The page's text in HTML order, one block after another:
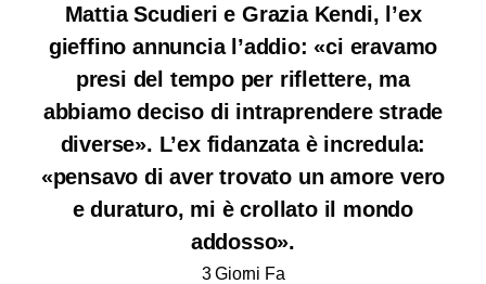
Mattia Scudieri e Grazia Kendi, l’ex
gieffino annuncia l’addio: «ci eravamo
presi del tempo per riflettere, ma
abbiamo deciso di intraprendere strade
diverse». L’ex fidanzata è incredula:
«pensavo di aver trovato un amore vero
e duraturo, mi è crollato il mondo
addosso».
3 Giorni Fa